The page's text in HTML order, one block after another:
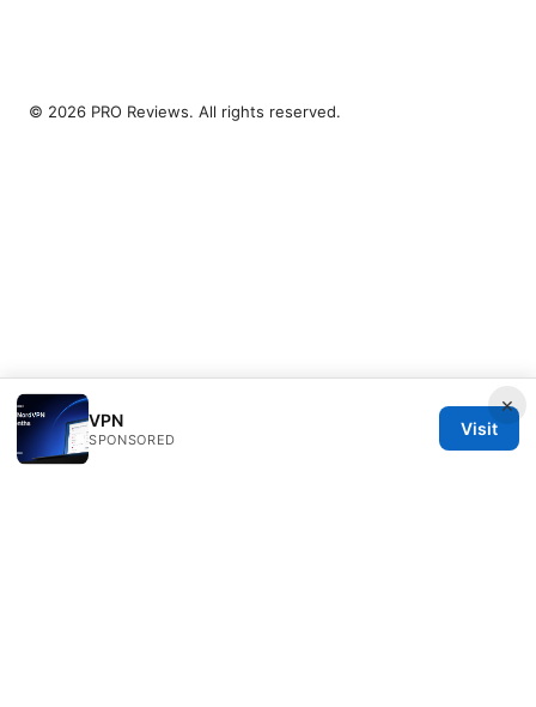
×
VPN
SPONSORED
Visit
© 2026 PRO Reviews. All rights reserved.